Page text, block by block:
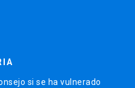
si se ha vulnerado